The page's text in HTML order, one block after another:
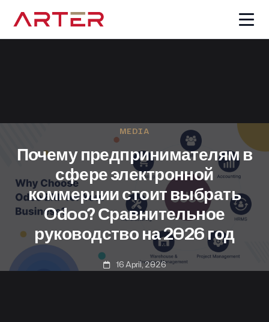
MEDIA
Почему предпринимателям в
сфере электронной
коммерции стоит выбрать
Odoo? Сравнительное
руководство на 2026 год
16 April, 2026